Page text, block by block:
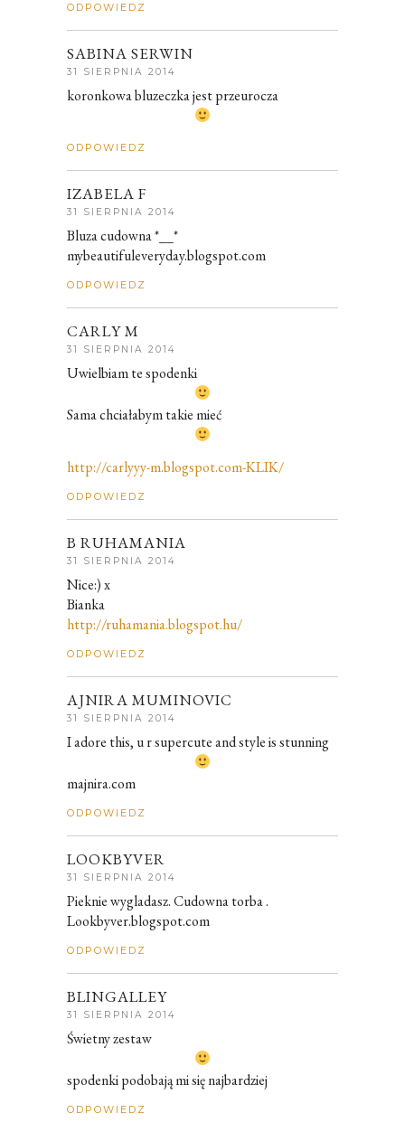
ODPOWIEDZ
SABINA SERWIN
31 SIERPNIA 2014
koronkowa bluzeczka jest przeurocza
ODPOWIEDZ
IZABELA F
31 SIERPNIA 2014
Bluza cudowna *__*
mybeautifuleveryday.blogspot.com
ODPOWIEDZ
CARLY M
31 SIERPNIA 2014
Uwielbiam te spodenki
Sama chciałabym takie mieć
http://carlyyy-m.blogspot.com-KLIK/
ODPOWIEDZ
B RUHAMANIA
31 SIERPNIA 2014
Nice:) x
Bianka
http://ruhamania.blogspot.hu/
ODPOWIEDZ
AJNIRA MUMINOVIC
31 SIERPNIA 2014
I adore this, u r supercute and style is stunning
majnira.com
ODPOWIEDZ
LOOKBYVER
31 SIERPNIA 2014
Pieknie wygladasz. Cudowna torba .
Lookbyver.blogspot.com
ODPOWIEDZ
BLINGALLEY
31 SIERPNIA 2014
Świetny zestaw
spodenki podobają mi się najbardziej
ODPOWIEDZ